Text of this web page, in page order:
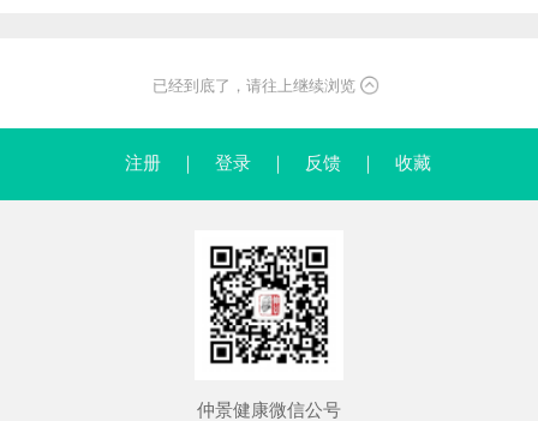
已经到底了，请往上继续浏览
注册 登录 反馈 收藏
仲景健康微信公号